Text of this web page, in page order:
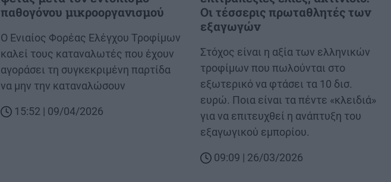
παθογόνου μικροοργανισμού
Body
Ο Ενιαίος Φορέας Ελέγχου Τροφίμων
καλεί τους καταναλωτές που έχουν
αγοράσει τη συγκεκριμένη παρτίδα
να μην την καταναλώσουν
15:52 | 09/04/2026
Οι τέσσερις πρωταθλητές των
εξαγωγών
Body
Στόχος είναι η αξία των ελληνικών
τροφίμων που πωλούνται στο
εξωτερικό να φτάσει τα 10 δισ.
ευρώ. Ποια είναι τα πέντε «κλειδιά»
για να επιτευχθεί η ανάπτυξη του
εξαγωγικού εμπορίου.
09:09 | 26/03/2026